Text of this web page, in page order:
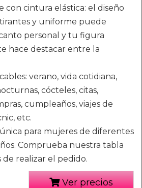
con cintura elástica: el diseño
y uniforme puede
personal y tu figura
hace destacar entre la
verano, vida cotidiana,
cócteles, citas,
cumpleaños, viajes de
etc.
para mujeres de diferentes
Comprueba nuestra tabla
de realizar el pedido.
Ver precios